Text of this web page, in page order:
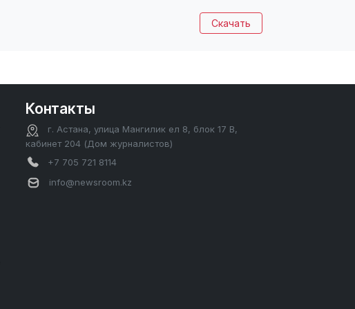
Скачать
Контакты
г. Астана, улица Мангилик ел 8, блок 17 В,
кабинет 204 (Дом журналистов)
+7 705 721 8114
info@newsroom.kz